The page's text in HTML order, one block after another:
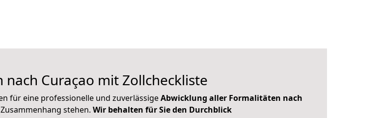
nach Curaçao mit Zollcheckliste
für eine professionelle und zuverlässigeAbwicklung aller Formalitäten nach
stehen. Wir behalten für Sie den Durchblick